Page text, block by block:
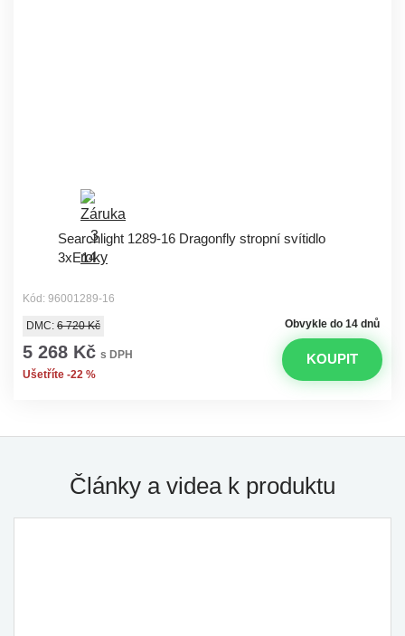
Searchlight 1289-16 Dragonfly stropní svítidlo
3xE14
Kód: 96001289-16
Obvykle do 14 dnů
DMC: 6 720 Kč
5 268 Kč s DPH
Ušetříte -22 %
KOUPIT
Články a videa k produktu